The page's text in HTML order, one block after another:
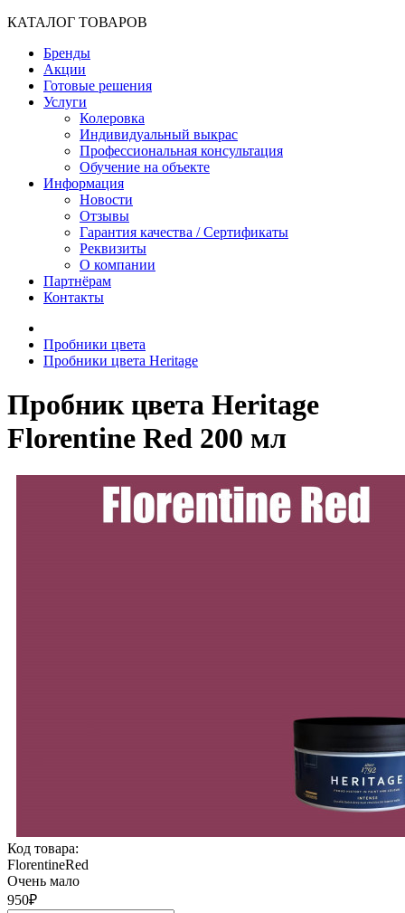
КАТАЛОГ ТОВАРОВ
Бренды
Акции
Готовые решения
Услуги
Колеровка
Индивидуальный выкрас
Профессиональная консультация
Обучение на объекте
Информация
Новости
Отзывы
Гарантия качества / Сертификаты
Реквизиты
О компании
Партнёрам
Контакты
Пробники цвета
Пробники цвета Heritage
Пробник цвета Heritage
Florentine Red 200 мл
Код товара:
FlorentineRed
Очень мало
950₽